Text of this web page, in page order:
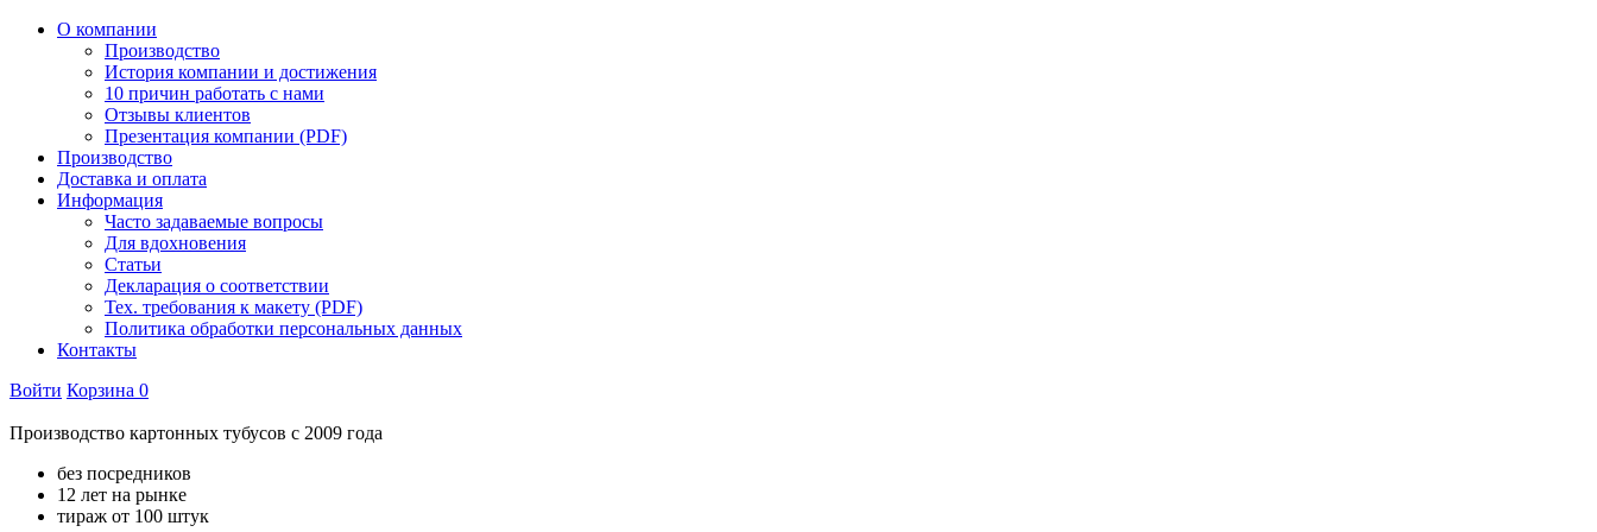
О компании
Производство
История компании и достижения
10 причин работать с нами
Отзывы клиентов
Презентация компании (PDF)
Производство
Доставка и оплата
Информация
Часто задаваемые вопросы
Для вдохновения
Статьи
Декларация о соответствии
Тех. требования к макету (PDF)
Политика обработки персональных данных
Контакты
Войти Корзина 0
Производство картонных тубусов с 2009 года
без посредников
12 лет на рынке
тираж от 100 штук